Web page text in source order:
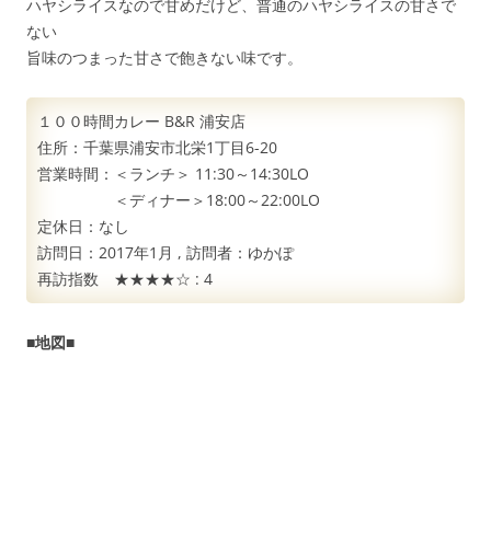
ハヤシライスなので甘めだけど、普通のハヤシライスの甘さで
ない
旨味のつまった甘さで飽きない味です。
１００時間カレー B&R 浦安店
住所：千葉県浦安市北栄1丁目6-20
営業時間：＜ランチ＞ 11:30～14:30LO
＜ディナー＞18:00～22:00LO
定休日：なし
訪問日： 2017年1月 , 訪問者： ゆかぽ
再訪指数 ★★★★☆ : 4
■地図■